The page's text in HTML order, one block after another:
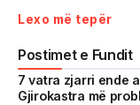
treguar realitetin
ngjarjet e
qytetare dhe
përditshme të
Lexo më tepër
Postimet e Fundit
7 vatra zjarri ende
Gjirokastra më